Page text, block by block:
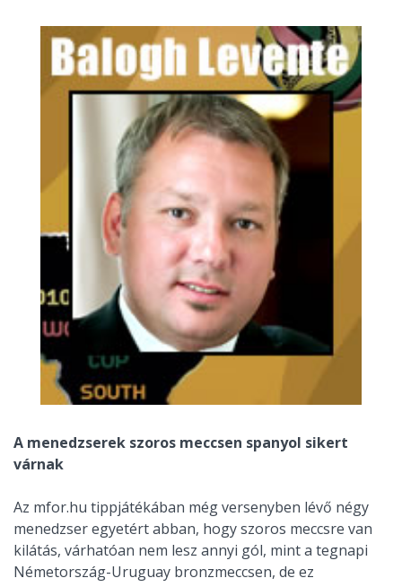
A menedzserek szoros meccsen spanyol sikert
várnak
Az mfor.hu tippjátékában még versenyben lévő négy
menedzser egyetért abban, hogy szoros meccsre van
kilátás, várhatóan nem lesz annyi gól, mint a tegnapi
Németország-Uruguay bronzmeccsen, de ez